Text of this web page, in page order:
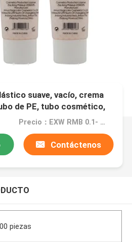
suave, vacío, crema
de PE, tubo cosmético,
Precio：EXW RMB 0.1- EXW RMB 5
Contáctenos
piezas